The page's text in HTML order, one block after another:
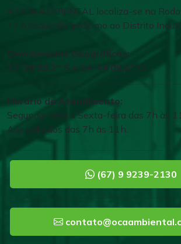
A OCA AMBIENTAL localiza-se na
12 à esquerda (próximo ao Distrito
Coordenadas Geográficas:
22º18’33,2’’ S e 54º44’08,5’’ O.
Horário de Atendimento:
Segunda-feira a Sexta-feira das 7h às
Aos sábados das 7h às 11h.
(67) 9 9239-2130